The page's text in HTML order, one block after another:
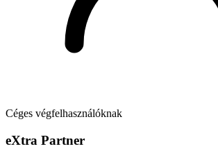
Céges végfelhasználóknak
eXtra Partner